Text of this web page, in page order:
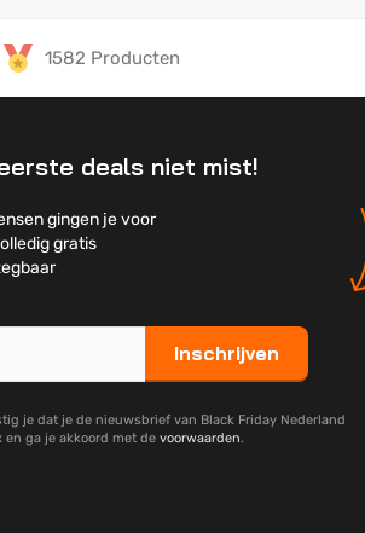
1582 Producten
deals niet mist!
gingen je voor
gratis
Inschrijven
je dat je de nieuwsbrief van Black Friday Nederland
ga je akkoord met de voorwaarden.